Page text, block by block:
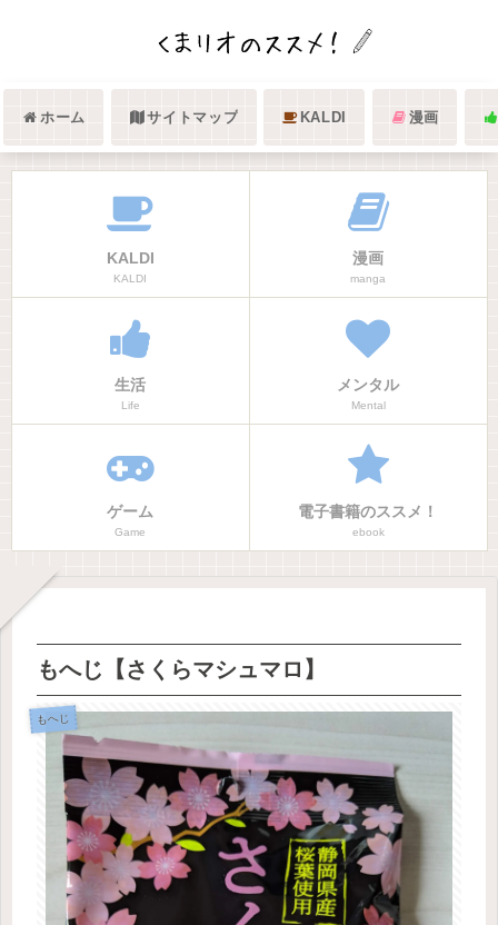
ホーム サイトマップ KALDI 漫画
KALDI
KALDI
漫画
manga
生活
Life
メンタル
Mental
ゲーム
Game
電子書籍のススメ！
ebook
もへじ【さくらマシュマロ】
もへじ